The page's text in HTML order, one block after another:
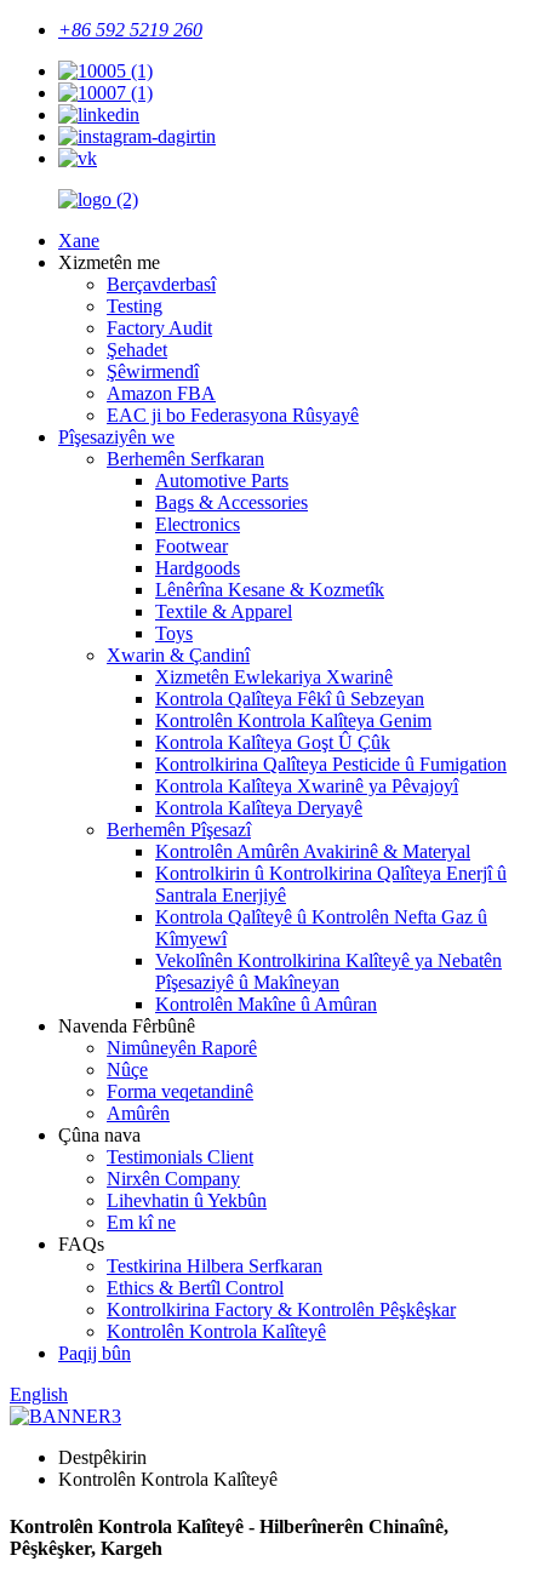
+86 592 5219 260
Xane
Xizmetên me
Berçavderbasî
Testing
Factory Audit
Şehadet
Şêwirmendî
Amazon FBA
EAC ji bo Federasyona Rûsyayê
Pîşesaziyên we
Berhemên Serfkaran
Automotive Parts
Bags & Accessories
Electronics
Footwear
Hardgoods
Lênêrîna Kesane & Kozmetîk
Textile & Apparel
Toys
Xwarin & Çandinî
Xizmetên Ewlekariya Xwarinê
Kontrola Qalîteya Fêkî û Sebzeyan
Kontrolên Kontrola Kalîteya Genim
Kontrola Kalîteya Goşt Û Çûk
Kontrolkirina Qalîteya Pesticide û Fumigation
Kontrola Kalîteya Xwarinê ya Pêvajoyî
Kontrola Kalîteya Deryayê
Berhemên Pîşesazî
Kontrolên Amûrên Avakirinê & Materyal
Kontrolkirin û Kontrolkirina Qalîteya Enerjî û
Santrala Enerjiyê
Kontrola Qalîteyê û Kontrolên Nefta Gaz û
Kîmyewî
Vekolînên Kontrolkirina Kalîteyê ya Nebatên
Pîşesaziyê û Makîneyan
Kontrolên Makîne û Amûran
Navenda Fêrbûnê
Nimûneyên Raporê
Nûçe
Forma veqetandinê
Amûrên
Çûna nava
Testimonials Client
Nirxên Company
Lihevhatin û Yekbûn
Em kî ne
FAQs
Testkirina Hilbera Serfkaran
Ethics & Bertîl Control
Kontrolkirina Factory & Kontrolên Pêşkêşkar
Kontrolên Kontrola Kalîteyê
Paqij bûn
English
Destpêkirin
Kontrolên Kontrola Kalîteyê
Kontrolên Kontrola Kalîteyê - Hilberînerên Chinaînê,
Pêşkêşker, Kargeh